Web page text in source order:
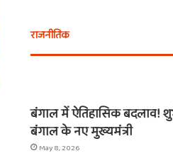
राजनीतिक
बंगाल में ऐतिहासिक बदलाव!
बंगाल के नए मुख्यमंत्री
May 8, 2026